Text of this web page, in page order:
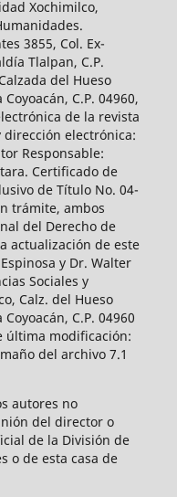
Xochimilco,
3855, Col. Ex-
Tlalpan, C.P.
del Hueso
C.P. 04960,
de la revista
electrónica:
Responsable:
Certificado de
de Título No. 04-
trámite, ambos
del Derecho de
actualización de este
y Dr. Walter
Sociales y
Calz. del Hueso
C.P. 04960
última modificación:
del archivo 7.1
autores no
del director o
de la División de
o de esta casa de